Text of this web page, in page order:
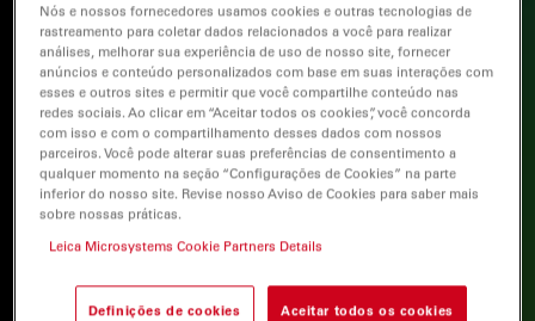
Nós e nossos fornecedores usamos cookies e outras tecnologias de
rastreamento para coletar dados relacionados a você para realizar
análises, melhorar sua experiência de uso de nosso site, fornecer
anúncios e conteúdo personalizados com base em suas interações com
esses e outros sites e permitir que você compartilhe conteúdo nas
redes sociais. Ao clicar em “Aceitar todos os cookies”, você concorda
com isso e com o compartilhamento desses dados com nossos
parceiros. Você pode alterar suas preferências de consentimento a
qualquer momento na seção “Configurações de Cookies” na parte
inferior do nosso site. Revise nosso Aviso de Cookies para saber mais
sobre nossas práticas.
Leica Microsystems Cookie Partners Details
Definições de cookies Aceitar todos os cookies